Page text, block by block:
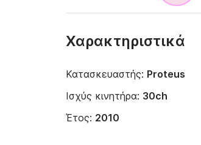
Χαρακτηριστικά
Κατασκευαστής: Proteus
Ισχύς κινητήρα: 30ch
Έτος: 2010